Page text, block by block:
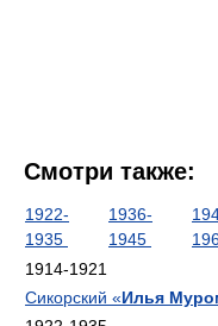
Смотри также:
1922-
1935
1936-
1945
1914-1921
Сикорский «Илья